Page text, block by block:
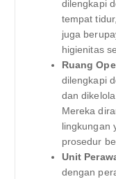
dilengkapi
tempat
juga
higienitas
Ruang
dilengkapi
dan
Mereka
lingkungan
prosedur
Unit
dengan